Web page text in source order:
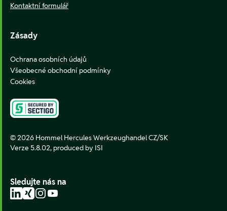
Kontaktní formulář
Zásady
Ochrana osobních údajů
Všeobecné obchodní podmínky
Cookies
© 2026 Hommel Hercules Werkzeughandel CZ/SK
Verze 5.8.02, produced by ISI
Sledujte nás na
LinkedIn
XingInstagram
YouTube